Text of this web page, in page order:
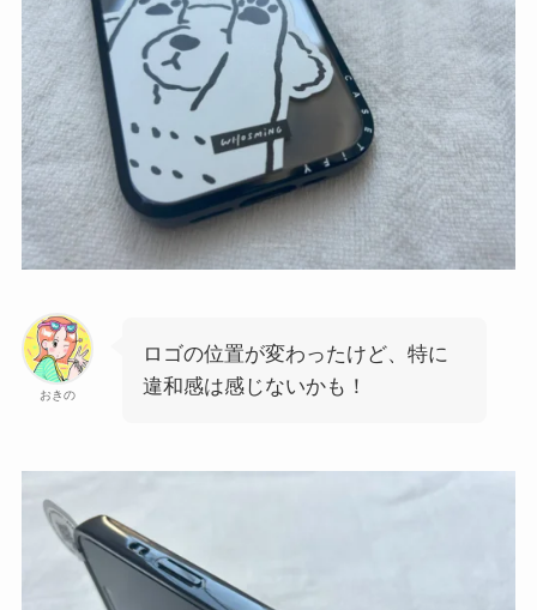
おきの
ロゴの位置が変わったけど、特に
違和感は感じないかも！